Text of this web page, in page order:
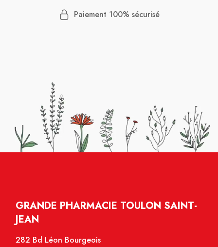
Paiement 100% sécurisé
GRANDE PHARMACIE TOULON SAINT-
JEAN
282 Bd Léon Bourgeois